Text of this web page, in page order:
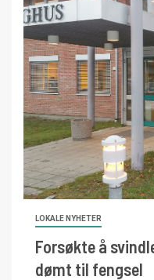
LOKALE NYHETER
Forsøkte å
dømt til fengsel